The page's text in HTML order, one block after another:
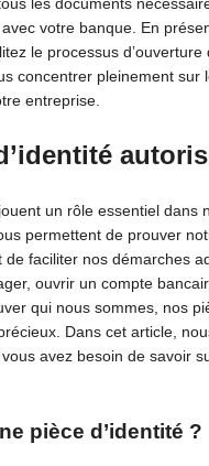
votre banque. En
le processus d’ouverture
concentrer pleinement sur
entreprise.
un rôle essentiel dans
permettent de prouver
faciliter nos démarches
ouvrir un compte
qui nous sommes, nos
Dans cet article,
avez besoin de savoir
pièce d’identité ?